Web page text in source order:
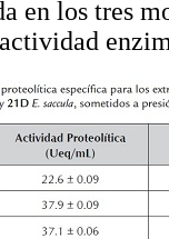
en los tres